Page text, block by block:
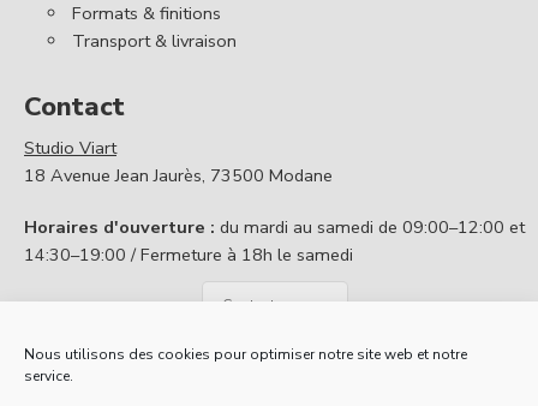
Nous utilisons des cookies pour optimiser notre site web et notre
service.
Formats & finitions
Transport & livraison
Contact
Studio Viart
18 Avenue Jean Jaurès, 73500 Modane
Horaires d'ouverture : du mardi au samedi de 09:00–12:00 et
14:30–19:00 / Fermeture à 18h le samedi
Contactez nous